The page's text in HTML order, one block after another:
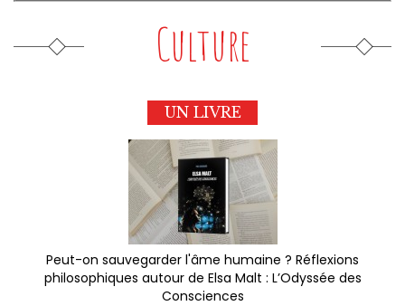
Culture
UN LIVRE
Peut-on sauvegarder l'âme humaine ? Réflexions
philosophiques autour de Elsa Malt : L’Odyssée des
Consciences